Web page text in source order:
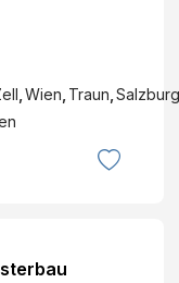
Wien Traun Salzburg